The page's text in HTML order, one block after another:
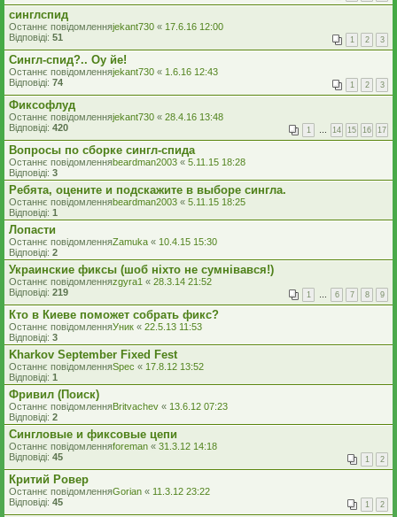
синглспид
Останнє повідомленняjekant730 « 17.6.16 12:00
Відповіді: 51 1 2 3
Сингл-спид?.. Оу йе!
Останнє повідомленняjekant730 « 1.6.16 12:43
Відповіді: 74 1 2 3
Фиксофлуд
Останнє повідомленняjekant730 « 28.4.16 13:48
Відповіді: 420 1 … 14 15 16 17
Вопросы по сборке сингл-спида
Останнє повідомленняbeardman2003 « 5.11.15 18:28
Відповіді: 3
Ребята, оцените и подскажите в выборе сингла.
Останнє повідомленняbeardman2003 « 5.11.15 18:25
Відповіді: 1
Лопасти
Останнє повідомленняZamuka « 10.4.15 15:30
Відповіді: 2
Украинские фиксы (шоб ніхто не сумнівався!)
Останнє повідомленняzgyra1 « 28.3.14 21:52
Відповіді: 219 1 … 6 7 8 9
Кто в Киеве поможет собрать фикс?
Останнє повідомленняУник « 22.5.13 11:53
Відповіді: 3
Kharkov September Fixed Fest
Останнє повідомленняSpec « 17.8.12 13:52
Відповіді: 1
Фривил (Поиск)
Останнє повідомленняBritvachev « 13.6.12 07:23
Відповіді: 2
Сингловые и фиксовые цепи
Останнє повідомленняforeman « 31.3.12 14:18
Відповіді: 45 1 2
Критий Ровер
Останнє повідомленняGorian « 11.3.12 23:22
Відповіді: 45 1 2